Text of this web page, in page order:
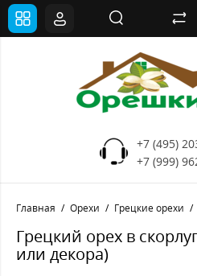
+7 (495)
+7 (999)
Главная Орехи Грецкие орехи
Грецкий орех в
или декора)